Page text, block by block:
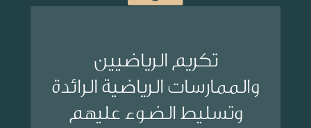
تكريم الرياضيين
والممارسات الرياضية الرائدة
وتسليط الضوء عليهم